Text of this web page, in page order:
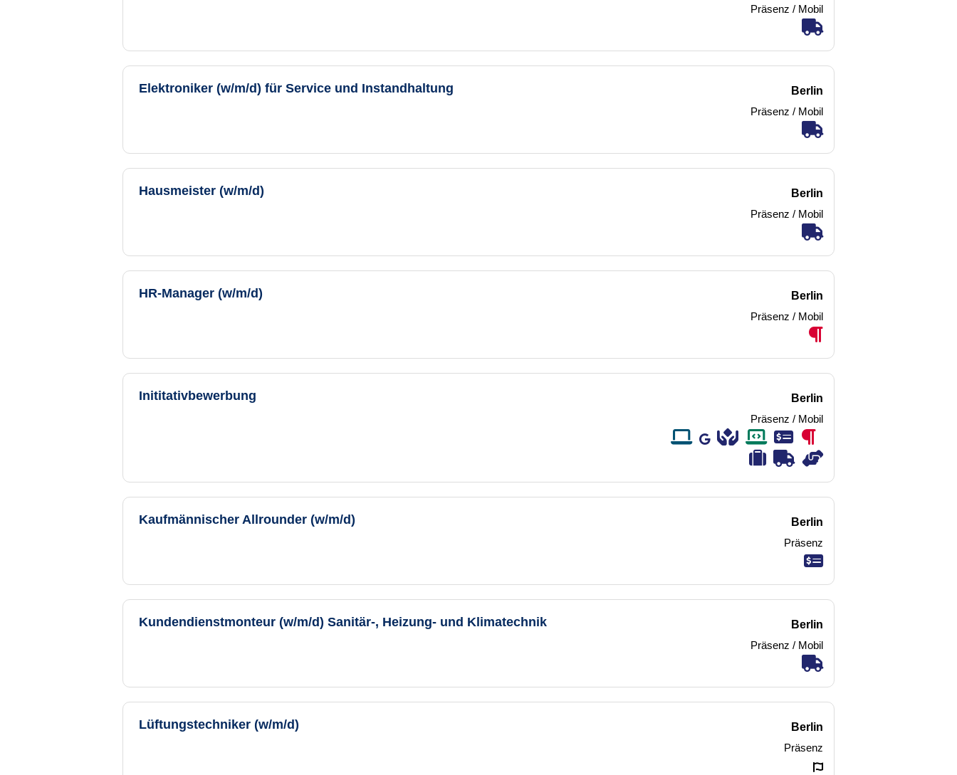
Präsenz / Mobil
Elektroniker (w/m/d) für Service und Instandhaltung
Berlin
Präsenz / Mobil
Hausmeister (w/m/d)
Berlin
Präsenz / Mobil
HR-Manager (w/m/d)
Berlin
Präsenz / Mobil
Inititativbewerbung
Berlin
Präsenz / Mobil
Kaufmännischer Allrounder (w/m/d)
Berlin
Präsenz
Kundendienstmonteur (w/m/d) Sanitär-, Heizung- und Klimatechnik
Berlin
Präsenz / Mobil
Lüftungstechniker (w/m/d)
Berlin
Präsenz